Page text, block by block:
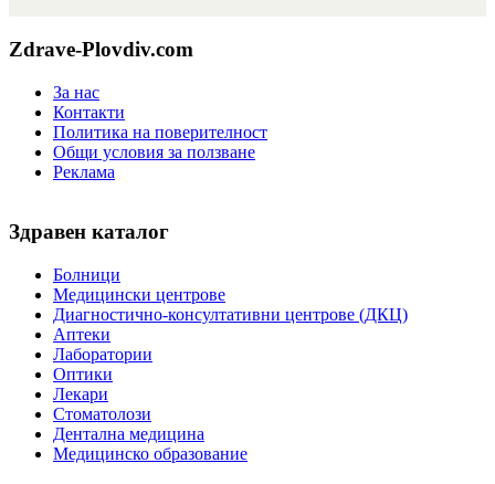
Zdrave-Plovdiv.com
За нас
Контакти
Политика на поверителност
Общи условия за ползване
Реклама
Здравен каталог
Болници
Медицински центрове
Диагностично-консултативни центрове (ДКЦ)
Аптеки
Лаборатории
Оптики
Лекари
Стоматолози
Дентална медицина
Медицинско образование